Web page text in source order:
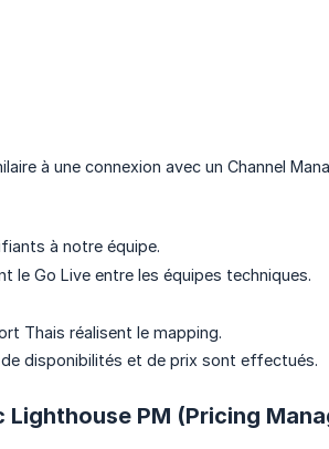
à une connexion avec un Channel
à notre équipe.
le Go Live entre les équipes techniques.
Thais réalisent le mapping.
de disponibilités et de prix sont effectués.
PM (Pricing